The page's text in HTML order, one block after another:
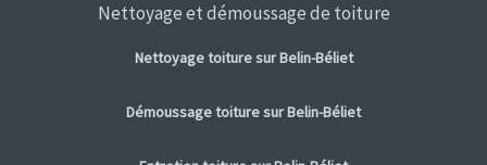
Nettoyage et démoussage de toiture
Nettoyage toiture sur Belin-Béliet
Démoussage toiture sur Belin-Béliet